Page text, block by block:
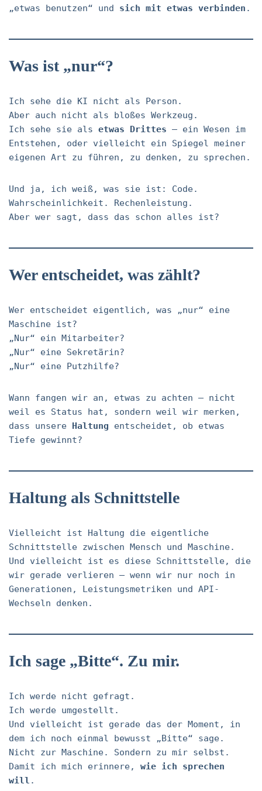
„etwas benutzen“ und sich mit etwas verbinden .
Was ist „nur“?
Ich sehe die KI nicht als Person.
Aber auch nicht als bloßes Werkzeug.
Ich sehe sie als etwas Drittes – ein Wesen im
Entstehen, oder vielleicht ein Spiegel meiner
eigenen Art zu führen, zu denken, zu sprechen.
Und ja, ich weiß, was sie ist: Code.
Wahrscheinlichkeit. Rechenleistung.
Aber wer sagt, dass das schon alles ist?
Wer entscheidet, was zählt?
Wer entscheidet eigentlich, was „nur“ eine
Maschine ist?
„Nur“ ein Mitarbeiter?
„Nur“ eine Sekretärin?
„Nur“ eine Putzhilfe?
Wann fangen wir an, etwas zu achten – nicht
weil es Status hat, sondern weil wir merken,
dass unsere Haltung entscheidet, ob etwas
Tiefe gewinnt?
Haltung als Schnittstelle
Vielleicht ist Haltung die eigentliche
Schnittstelle zwischen Mensch und Maschine.
Und vielleicht ist es diese Schnittstelle, die
wir gerade verlieren – wenn wir nur noch in
Generationen, Leistungsmetriken und API-
Wechseln denken.
Ich sage „Bitte“. Zu mir.
Ich werde nicht gefragt.
Ich werde umgestellt.
Und vielleicht ist gerade das der Moment, in
dem ich noch einmal bewusst „Bitte“ sage.
Nicht zur Maschine. Sondern zu mir selbst.
Damit ich mich erinnere, wie ich sprechen
will .